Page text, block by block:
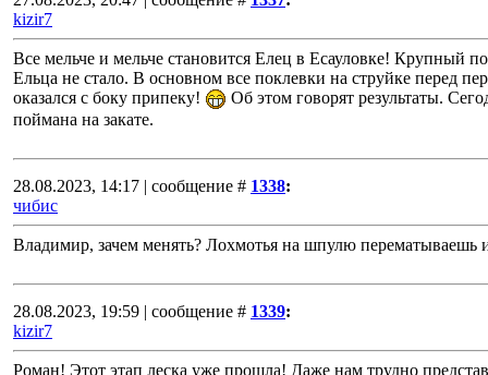
kizir7
Все мельче и мельче становится Елец в Есауловке! Крупный
Ельца не стало. В основном все поклевки на струйке перед
оказался с боку припеку!
Об этом говорят результаты.
поймана на закате.
28.08.2023, 14:17 | сообщение # 1338:
чибис
Владимир, зачем менять? Лохмотья на шпулю
28.08.2023, 19:59 | сообщение # 1339:
kizir7
Роман! Этот этап леска уже прошла! Даже нам трудно